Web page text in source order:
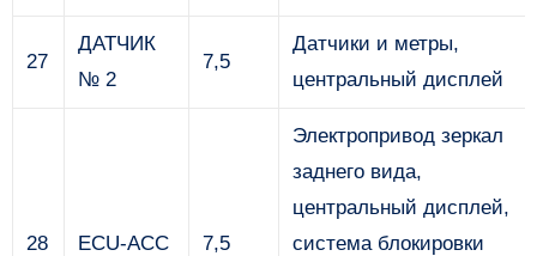
27
ДАТЧИК
№ 2
7,5
Датчики и метры,
центральный дисплей
28 ECU-ACC 7,5
Электропривод зеркал
заднего вида,
центральный дисплей,
система блокировки